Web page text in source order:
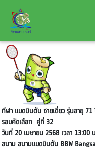
กีฬา แบดมินตัน ชายเดี่ยว รุ่นอายุ 71
รอบคัดเลือกคู่ที่ 32
วันที่ 20 เมษายน 2568 เวลา 13:00
สนามสนามแบดมินตัน BBW